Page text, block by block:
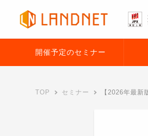
開催予定のセミナー
TOP セミナー 【2026年最